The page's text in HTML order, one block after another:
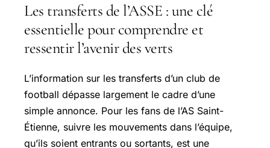
Les transferts de l’ASSE : une clé
essentielle pour comprendre et
ressentir l’avenir des verts
L’information sur les transferts d’un club de
football dépasse largement le cadre d’une
simple annonce. Pour les fans de l’AS Saint-
Étienne, suivre les mouvements dans l’équipe,
qu’ils soient entrants ou sortants, est une